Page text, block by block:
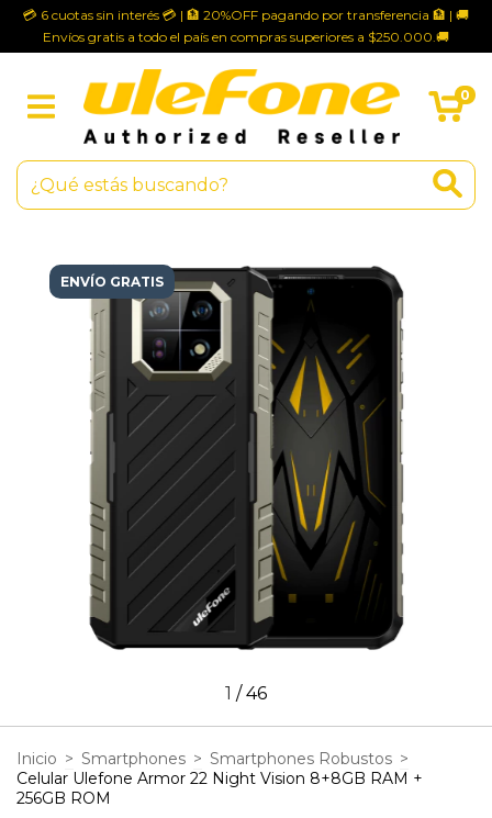
💳 6 cuotas sin interés 💳 | 🏦 20%OFF pagando por transferencia 🏦 | 🚚
Envíos gratis a todo el país en compras superiores a $250.000.🚚
0
ENVÍO GRATIS
1 /46
Inicio > Smartphones > Smartphones Robustos >
Celular Ulefone Armor 22 Night Vision 8+8GB RAM +
256GB ROM